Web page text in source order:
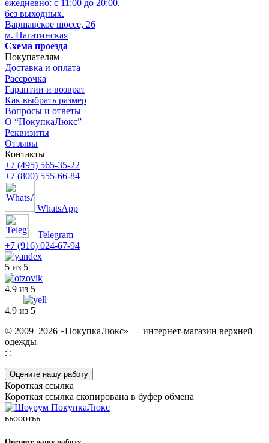
ежедневно: с 11:00 до 20:00.
без выходных.
Варшавское шоссе, 26
м. Нагатинская
Схема проезда
Покупателям
Доставка и оплата
Рассрочка
Гарантии и возврат
Как выбрать размер
Вопросы и ответы
О “ПокупкаЛюкс”
Реквизиты
Отзывы
Контакты
+7 (495) 565-35-22
+7 (800) 555-66-84
WhatsApp
Telegram
+7 (916) 024-67-94
5 из 5
4.9 из 5
4.9 из 5
© 2009–2026 «ПокупкаЛюкс» — интернет-магазин верхней
одежды
: :
Оцените нашу работу
Короткая ссылка
Короткая ссылка скопирована в буфер обмена
ььооотьь